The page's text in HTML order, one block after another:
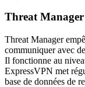
Threat Manager
Threat Manager
communiquer avec
Il fonctionne au
ExpressVPN met
base de données de